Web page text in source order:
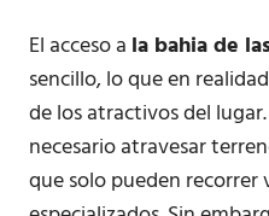
El acceso a la bahia de
sencillo, lo que en
de los atractivos del
necesario atravesar
que solo pueden